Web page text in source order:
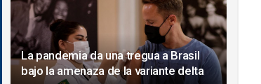
La pandemia da una tregua a Brasil
bajo la amenaza de la variante delta